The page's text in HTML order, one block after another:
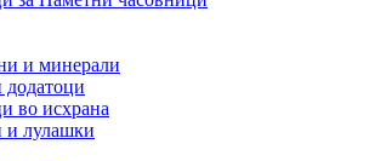
и минерали
додатоци
во исхрана
и лулашки